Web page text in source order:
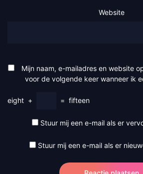
Website
Mijn naam, e-mailadres en website
voor de volgende keer wanneer ik
eight + = fifteen
Stuur mij een e-mail als er
Stuur mij een e-mail als er